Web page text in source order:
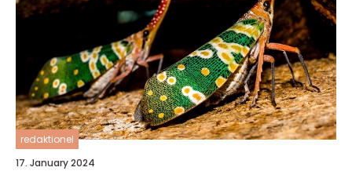
redaktionel
17. January 2024